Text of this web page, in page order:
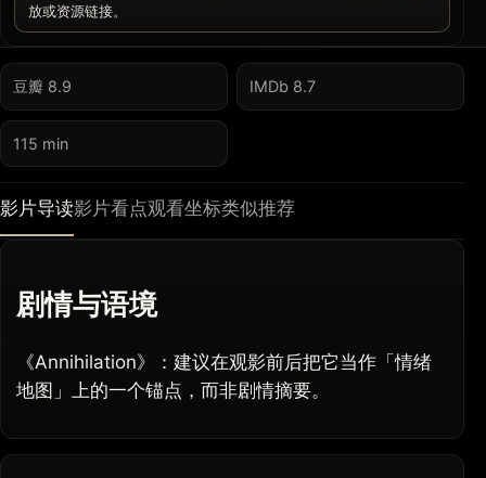
放或资源链接。
豆瓣 8.9 IMDb 8.7
115 min
影片导读影片看点观看坐标类似推荐
剧情与语境
《Annihilation》：建议在观影前后把它当作「情绪
地图」上的一个锚点，而非剧情摘要。